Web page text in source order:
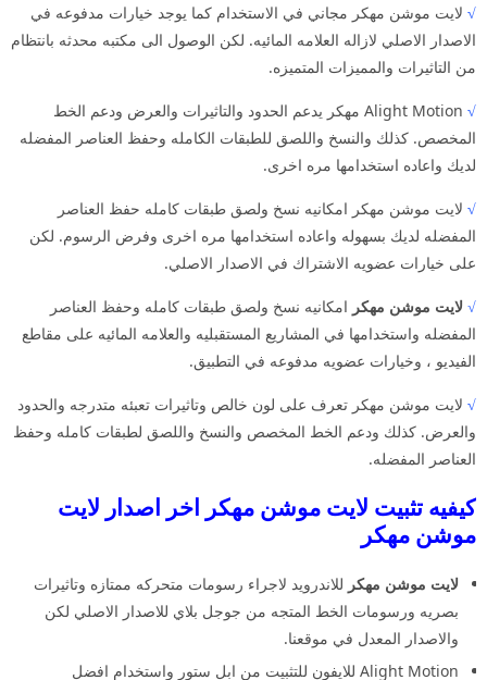
√ لايت موشن مهكر مجاني في الاستخدام كما يوجد خيارات مدفوعه في
الاصدار الاصلي لازاله العلامه المائيه. لكن الوصول الى مكتبه محدثه بانتظام
من التاثيرات والمميزات المتميزه.
√
Alight Motion مهكر يدعم الحدود والتاثيرات والعرض ودعم الخط
المخصص. كذلك والنسخ واللصق للطبقات الكامله وحفظ العناصر المفضله
لديك واعاده استخدامها مره اخرى.
√ لايت موشن مهكر امكانيه نسخ ولصق طبقات كامله حفظ العناصر
المفضله لديك بسهوله واعاده استخدامها مره اخرى وفرض الرسوم. لكن
على خيارات عضويه الاشتراك في الاصدار الاصلي.
√ لايت موشن مهكر امكانيه نسخ ولصق طبقات كامله وحفظ العناصر
المفضله واستخدامها في المشاريع المستقبليه والعلامه المائيه على مقاطع
الفيديو ، وخيارات عضويه مدفوعه في التطبيق.
√ لايت موشن مهكر تعرف على لون خالص وتاثيرات تعبئه متدرجه والحدود
والعرض. كذلك ودعم الخط المخصص والنسخ واللصق لطبقات كامله وحفظ
العناصر المفضله.
كيفيه تثبيت لايت موشن مهكر اخر اصدار لايت
موشن مهكر
لايت موشن مهكر للاندرويد لاجراء رسومات متحركه ممتازه وتاثيرات
بصريه ورسومات الخط المتجه من جوجل بلاي للاصدار الاصلي لكن
والاصدار المعدل في موقعنا.
Alight Motion للايفون للتثبيت من ابل ستور واستخدام افضل